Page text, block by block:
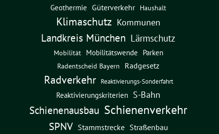
Geothermie Güterverkehr Haushalt
Klimaschutz Kommunen
Landkreis München Lärmschutz
Mobilität Mobilitätswende Parken
Radentscheid Bayern Radgesetz
Radverkehr Reaktivierungs-Sonderfahrt
Reaktivierungskriterien S-Bahn
Schienenausbau Schienenverkehr
SPNV Stammstrecke Straßenbau